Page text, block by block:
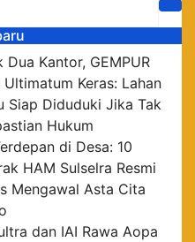
Dua Kantor, GEMPUR
Ultimatum Keras: Lahan
Siap Diduduki Jika Tak
Hukum
di Desa: 10
HAM Sulselra Resmi
Mengawal Asta Cita
dan IAI Rawa Aopa